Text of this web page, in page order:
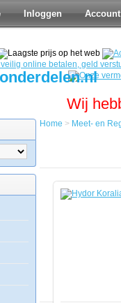
Inloggen Account
Wij
Regel
Divers
Hydor
Home > Meet- en